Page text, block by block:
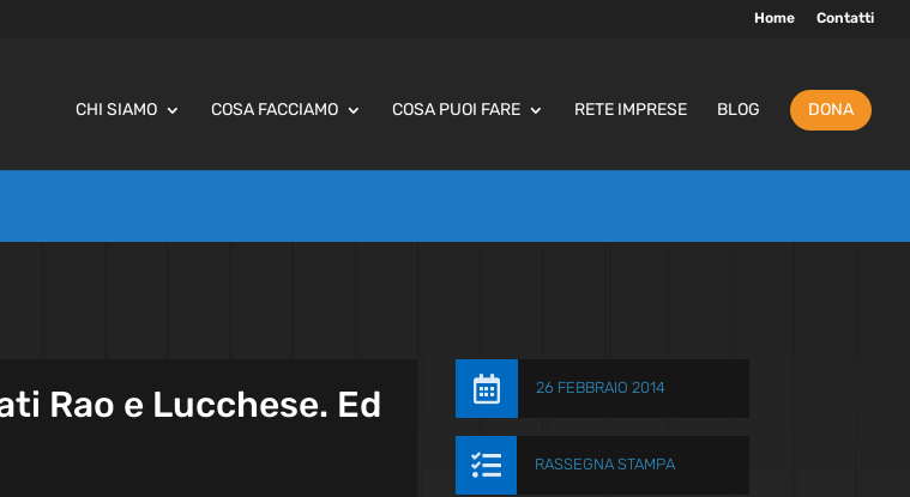
Home Contatti
CHI SIAMO COSA FACCIAMO COSA PUOI FARE RETE IMPRESE BLOG DONA
Rao e Lucchese. Ed
 26 FEBBRAIO 2014
 RASSEGNA STAMPA